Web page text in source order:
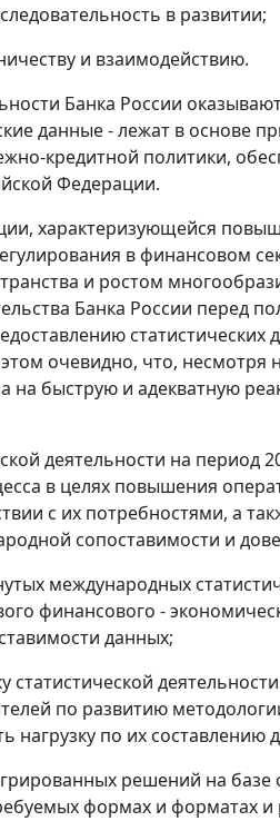
в развитии;
и взаимодействию.
Банка России
данные - лежат в основе
кредитной политики,
Федерации.
характеризующейся
в финансовом
и ростом
Банка России перед
очевидно, что, несмотря
на быструю и адекватную
деятельности на период
в целях повышения
с их потребностями, а
сопоставимости и
международных
финансового -
данных;
статистической
по развитию
нагрузку по их
решений на
формах и форматах